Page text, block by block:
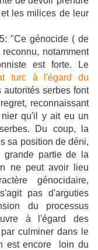
les milices de leur
"Ce génocide ( de
notamment
est forte. Le
turc à l'égard du
autorités serbes font
reconnaissant
nier qu'il y ait eu un
Du coup, la
sa position de déni,
grande partie de la
ne peut avoir lieu
génocidaire,
pas d'arguties
du processus
à l'égard des
culminer dans le
est encore loin du